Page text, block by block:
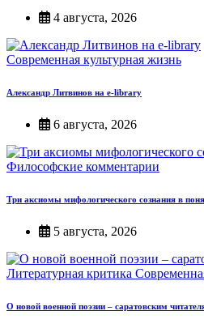
4 августа, 2026
Современная культурная жизнь
Александр Литвинов на e-library
6 августа, 2026
Философские комментарии
Три аксиомы мифологического сознания в
5 августа, 2026
Литературная критика
О новой военной поэзии – саратовским